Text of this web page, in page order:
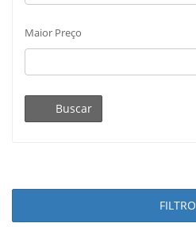
Maior Preço
Buscar
FILTRO